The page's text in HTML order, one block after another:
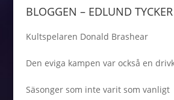
BLOGGEN – EDLUND
Kultspelaren Donald Brashear
Den eviga kampen var också en
Säsonger som inte varit som vanligt